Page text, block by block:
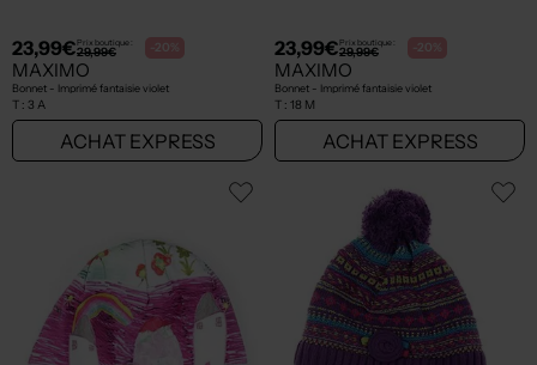
23,99€Prix boutique :
29,99€ -20%
MAXIMO
Bonnet - Imprimé fantaisie violet
T : 3 A
ACHAT EXPRESS
23,99€Prix boutique :
29,99€ -20%
MAXIMO
Bonnet - Imprimé fantaisie violet
T : 18 M
ACHAT EXPRESS